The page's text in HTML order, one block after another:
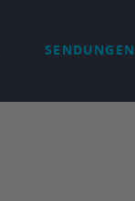
SENDUNGEN